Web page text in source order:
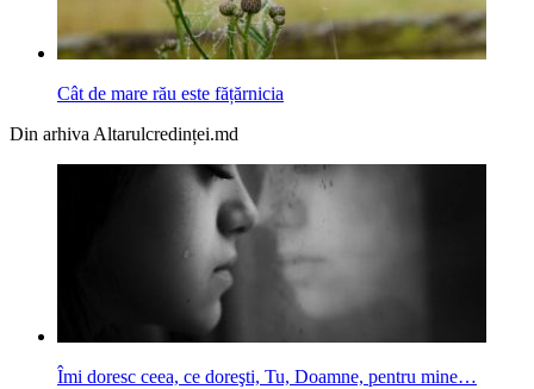
Cât de mare rău este fățărnicia
Din arhiva Altarulcredinței.md
Îmi doresc ceea, ce doreşti, Tu, Doamne, pentru mine…